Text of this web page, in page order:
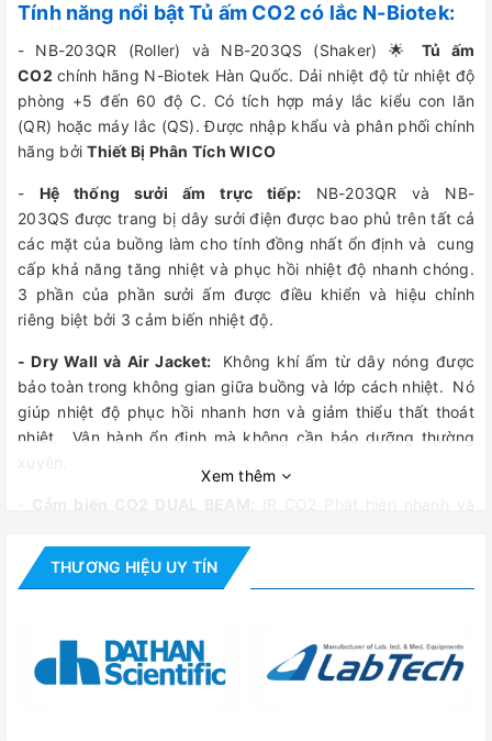
Tính năng nổi bật Tủ ấm CO2 có lắc N-Biotek:
- NB-203QR (Roller) và NB-203QS (Shaker) 🌟 Tủ ấm
CO2 chính hãng N-Biotek Hàn Quốc. Dải nhiệt độ từ nhiệt độ
phòng +5 đến 60 độ C. Có tích hợp máy lắc kiểu con lăn
(QR) hoặc máy lắc (QS). Được nhập khẩu và phân phối chính
hãng bởiThiết Bị Phân Tích WICO
- Hệ thống sưởi ấm trực tiếp: NB-203QR và NB-
203QS được trang bị dây sưởi điện được bao phủ trên tất cả
các mặt của buồng làm cho tính đồng nhất ổn định và cung
cấp khả năng tăng nhiệt và phục hồi nhiệt độ nhanh chóng.
3 phần của phần sưởi ấm được điều khiển và hiệu chỉnh
riêng biệt bởi 3 cảm biến nhiệt độ.
- Dry Wall và Air Jacket:
Không khí ấm từ dây nóng được
bảo toàn trong không gian giữa buồng và lớp cách nhiệt. Nó
giúp nhiệt độ phục hồi nhanh hơn và giảm thiểu thất thoát
nhiệt. Vận hành ổn định mà không cần bảo dưỡng thường
ẩm.
cấp hơi ẩm hình thành từ nước trong toàn bộ buồng.
- Không có sự ngưng tụ:Hệ thống sưởi bằng máy sưởi cửa
Xem thêm
THƯƠNG HIỆU UY TÍN